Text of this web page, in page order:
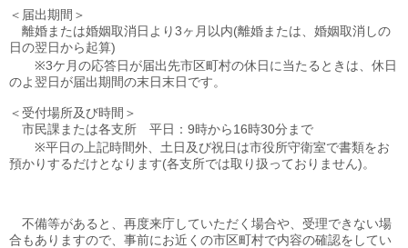
＜届出期間＞
離婚または婚姻取消日より3ヶ月以内(離婚または、婚姻取消しの
日の翌日から起算)
※3ケ月の応答日が届出先市区町村の休日に当たるときは、休日
のよ翌日が届出期間の末日末日です。
＜受付場所及び時間＞
市民課または各支所 平日：9時から16時30分まで
※平日の上記時間外、土日及び祝日は市役所守衛室で書類をお
預かりするだけとなります(各支所では取り扱っておりません)。
不備等があると、再度来庁していただく場合や、受理できない場
合もありますので、事前にお近くの市区町村で内容の確認をしてい